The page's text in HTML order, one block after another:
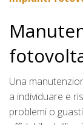
Una
a individuare e
problemi o